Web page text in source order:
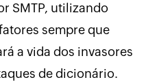
SMTP, utilizando
sempre que
a vida dos invasores
de dicionário.